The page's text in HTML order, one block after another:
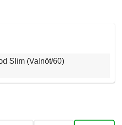
Slim (Valnöt/60)